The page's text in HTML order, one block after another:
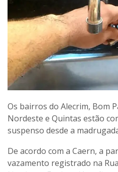
Os bairros do Alecrim, Bom
Nordeste e Quintas estão
suspenso desde a
De acordo com a Caern, a
vazamento registrado na